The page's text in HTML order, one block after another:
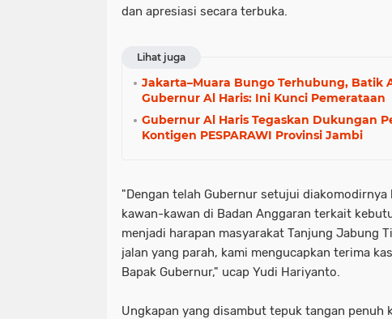
dan apresiasi secara terbuka.
Lihat juga
Jakarta–Muara Bungo Terhubung, Batik
Gubernur Al Haris: Ini Kunci Pemerataan
Gubernur Al Haris Tegaskan Dukungan
Kontigen PESPARAWI Provinsi Jambi
​"Dengan telah Gubernur setujui
kawan-kawan di Badan Anggaran terkait
menjadi harapan masyarakat Tanjung Jabung
jalan yang parah, kami mengucapkan terima
Bapak Gubernur," ucap Yudi Hariyanto.
​Ungkapan yang disambut tepuk tangan penuh